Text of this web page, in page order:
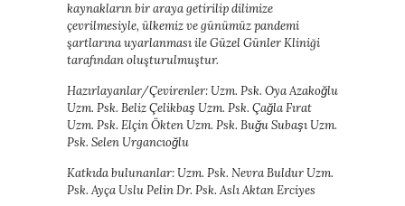
kaynakların bir araya getirilip dilimize
çevrilmesiyle, ülkemiz ve günümüz pandemi
şartlarına uyarlanması ile Güzel Günler Kliniği
tarafından oluşturulmuştur.
Hazırlayanlar/Çevirenler: Uzm. Psk. Oya Azakoğlu
Uzm. Psk. Beliz Çelikbaş Uzm. Psk. Çağla Fırat
Uzm. Psk. Elçin Ökten Uzm. Psk. Buğu Subaşı Uzm.
Psk. Selen Urgancıoğlu
Katkıda bulunanlar: Uzm. Psk. Nevra Buldur Uzm.
Psk. Ayça Uslu Pelin Dr. Psk. Aslı Aktan Erciyes